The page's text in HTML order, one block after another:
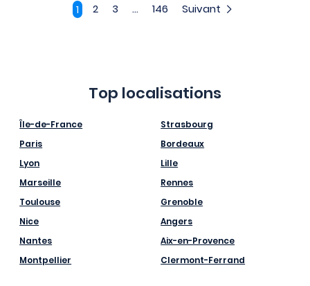
1 2 3 ... 146 Suivant
Top localisations
Île-de-France
Paris
Lyon
Marseille
Toulouse
Nice
Nantes
Montpellier
Strasbourg
Bordeaux
Lille
Rennes
Grenoble
Angers
Aix-en-Provence
Clermont-Ferrand